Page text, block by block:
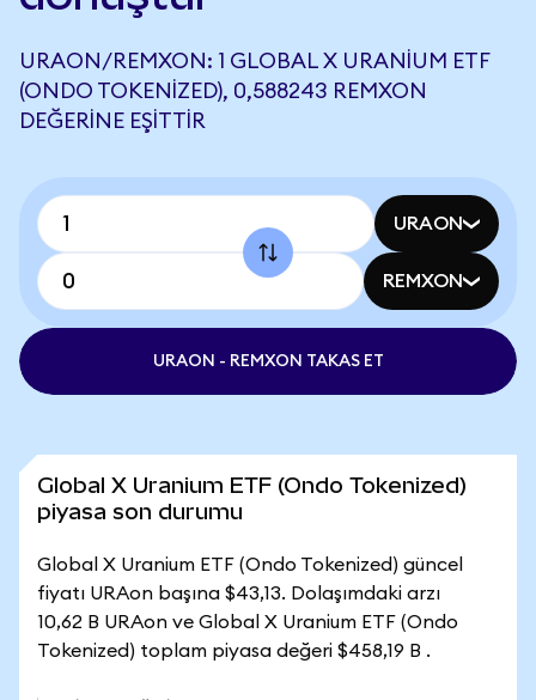
URAON/REMXON: 1 GLOBAL X URANIUM ETF
(ONDO TOKENIZED), 0,588243 REMXON
DEĞERINE EŞITTIR
URAON
REMXON
URAON - REMXON TAKAS ET
Global X Uranium ETF (Ondo Tokenized)
piyasa son durumu
Global X Uranium ETF (Ondo Tokenized) güncel
fiyatı URAon başına $43,13. Dolaşımdaki arzı
10,62 B URAon ve Global X Uranium ETF (Ondo
Tokenized) toplam piyasa değeri $458,19 B .